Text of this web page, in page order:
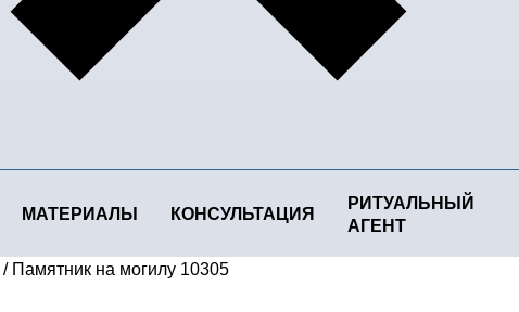
МАТЕРИАЛЫ КОНСУЛЬТАЦИЯ
РИТУАЛЬНЫЙ
АГЕНТ
/ Памятник на могилу 10305